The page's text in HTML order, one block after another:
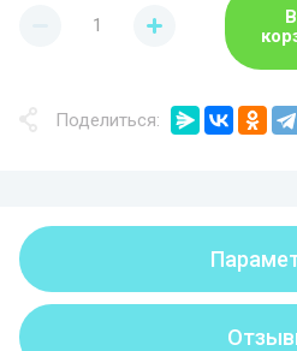
В
Поделиться: